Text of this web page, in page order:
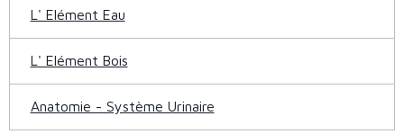
L' Elément Eau
L' Elément Bois
Anatomie - Système Urinaire